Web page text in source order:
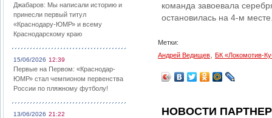
Джабаров: Мы написали историю и
принесли первый титул
«Краснодару-ЮМР» и всему
Краснодарскому краю
15/06/2026 12:39
Первые на Первом: «Краснодар-
ЮМР» стал чемпионом первенства
России по пляжному футболу!
13/06/2026 21:22
команда завоевала
остановилась на 4-м
Метки:
Андрей Ведищев
БК «Локомотив-
НОВОСТИ